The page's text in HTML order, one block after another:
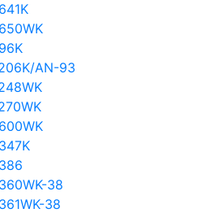
AN-93
38
38